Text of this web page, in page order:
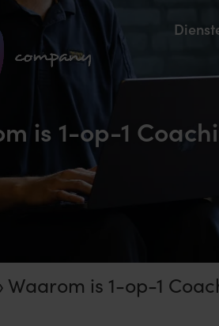
is 1-op-1
Waarom is 1-op-1